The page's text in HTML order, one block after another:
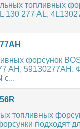
топливных
277 AL,
форсунок
AH, 59130277AH.
с...
топливных
подходят